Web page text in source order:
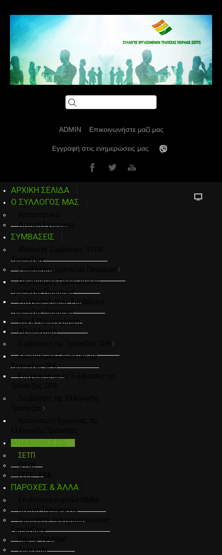
ADMIN Επικοινωνήστε μαζί μας
Εγγραφή στις ενημερώσεις μας
ΑΡΧΙΚΗ ΣΕΛΙΔΑ
Ο ΣΥΛΛΟΓΟΣ ΜΑΣ
Αιτηση Εγγραφης
ΣΥΜΒΑΣΕΙΣ
Τραπεζών
Συμβάσεις Τράπεζας Πειραιώς
Οργανισμός Προσωπικού
Τράπεζας Πειραιώς
Επιχειρησιακές Συμβάσεις
Τράπεζας Πειραιώς
Βία & Παρενόχληση
Αξιολόγηση
Συμβάσεις πρ. Τράπεζας CPB
Κανονισμός Εργασίας πρ.
Τράπεζας CPB
Επιχειρησιακές Συμβάσεις πρ.
Τράπεζας
ΑΝΑΚΟΙΝΩΣΕΙΣ
ΣΕΤΠ
ΟΤΟΕ
ΓΣΕΕ - ΕΚΑ
ΠΑΡΟΧΕΣ & ΆΛΛΑ
Κινητή Τηλεφωνία
Πρόσθετο πρόγραμμα υγείας
FamilyCare
Κάρτα "ΠΑΡΟΝ"
Διακοπές